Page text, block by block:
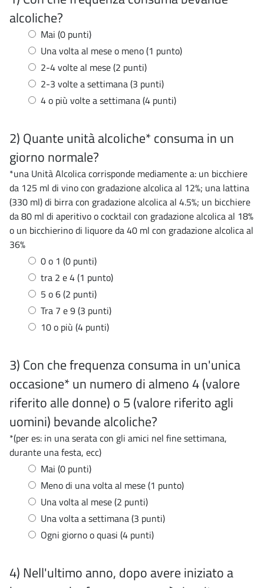
alcoliche?
Mai (0 punti)
Una volta al mese o meno (1 punto)
2-4 volte al mese (2 punti)
2-3 volte a settimana (3 punti)
4 o più volte a settimana (4 punti)
2) Quante unità alcoliche* consuma in un
giorno normale?
*una Unità Alcolica corrisponde mediamente a: un bicchiere
da 125 ml di vino con gradazione alcolica al 12%; una lattina
(330 ml) di birra con gradazione alcolica al 4.5%; un bicchiere
da 80 ml di aperitivo o cocktail con gradazione alcolica al 18%
o un bicchierino di liquore da 40 ml con gradazione alcolica al
36%
0 o 1 (0 punti)
tra 2 e 4 (1 punto)
5 o 6 (2 punti)
Tra 7 e 9 (3 punti)
10 o più (4 punti)
3) Con che frequenza consuma in un'unica
occasione* un numero di almeno 4 (valore
riferito alle donne) o 5 (valore riferito agli
uomini) bevande alcoliche?
*(per es: in una serata con gli amici nel fine settimana,
durante una festa, ecc)
Mai (0 punti)
Meno di una volta al mese (1 punto)
Una volta al mese (2 punti)
Una volta a settimana (3 punti)
Ogni giorno o quasi (4 punti)
4) Nell'ultimo anno, dopo avere iniziato a